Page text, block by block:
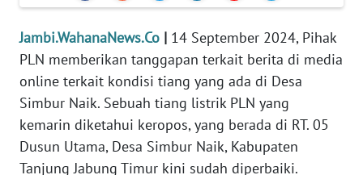
Jambi.WahanaNews.Co | 14 September 2024, Pihak
PLN memberikan tanggapan terkait berita di media
online terkait kondisi tiang yang ada di Desa
Simbur Naik. Sebuah tiang listrik PLN yang
kemarin diketahui keropos, yang berada di RT. 05
Dusun Utama, Desa Simbur Naik, Kabupaten
Tanjung Jabung Timur kini sudah diperbaiki.
DISCLAIMER
Wahana
News
Regional